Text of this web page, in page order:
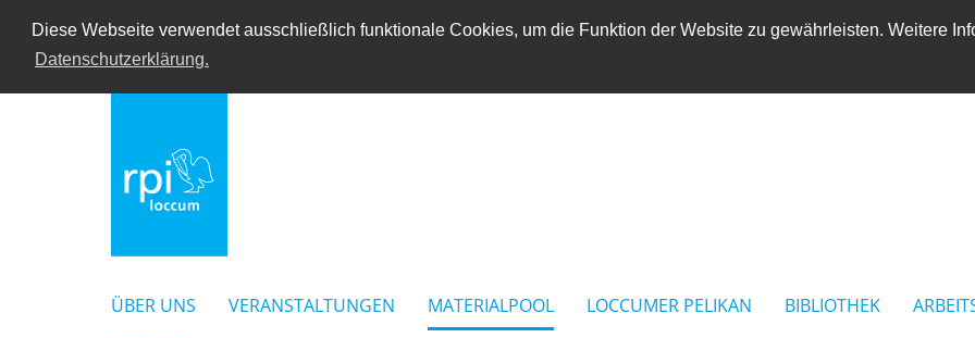
Diese Webseite verwendet ausschließlich funktionale Cookies, um die Funktion der Website zu gewährleisten. Weitere
Datenschutzerklärung.
ÜBER UNS VERANSTALTUNGEN MATERIALPOOL LOCCUMER PELIKAN BIBLIOTHEK